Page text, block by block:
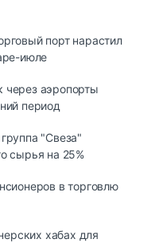
порт нарастил
июле
через аэропорты
период
"Свеза"
сырья на 25%
в торговлю
хабах для